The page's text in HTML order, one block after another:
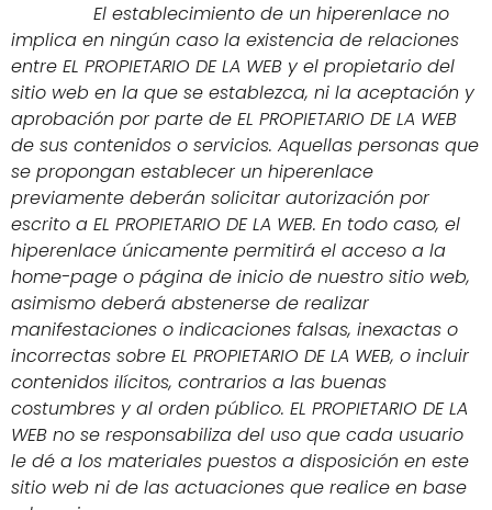
El establecimiento de un hiperenlace no
implica en ningún caso la existencia de relaciones
entre EL PROPIETARIO DE LA WEB y el propietario del
sitio web en la que se establezca, ni la aceptación y
aprobación por parte de EL PROPIETARIO DE LA WEB
de sus contenidos o servicios. Aquellas personas que
se propongan establecer un hiperenlace
previamente deberán solicitar autorización por
escrito a EL PROPIETARIO DE LA WEB. En todo caso, el
hiperenlace únicamente permitirá el acceso a la
home-page o página de inicio de nuestro sitio web,
asimismo deberá abstenerse de realizar
manifestaciones o indicaciones falsas, inexactas o
incorrectas sobre EL PROPIETARIO DE LA WEB, o incluir
contenidos ilícitos, contrarios a las buenas
costumbres y al orden público. EL PROPIETARIO DE LA
WEB no se responsabiliza del uso que cada usuario
le dé a los materiales puestos a disposición en este
sitio web ni de las actuaciones que realice en base